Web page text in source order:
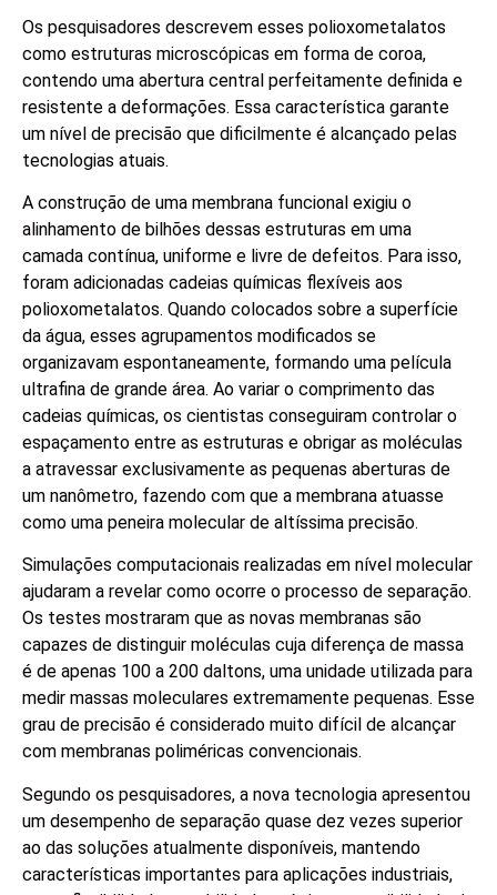
Os pesquisadores descrevem esses polioxometalatos
como estruturas microscópicas em forma de coroa,
contendo uma abertura central perfeitamente definida e
resistente a deformações. Essa característica garante
um nível de precisão que dificilmente é alcançado pelas
tecnologias atuais.
A construção de uma membrana funcional exigiu o
alinhamento de bilhões dessas estruturas em uma
camada contínua, uniforme e livre de defeitos. Para isso,
foram adicionadas cadeias químicas flexíveis aos
polioxometalatos. Quando colocados sobre a superfície
da água, esses agrupamentos modificados se
organizavam espontaneamente, formando uma película
ultrafina de grande área. Ao variar o comprimento das
cadeias químicas, os cientistas conseguiram controlar o
espaçamento entre as estruturas e obrigar as moléculas
a atravessar exclusivamente as pequenas aberturas de
um nanômetro, fazendo com que a membrana atuasse
como uma peneira molecular de altíssima precisão.
Simulações computacionais realizadas em nível molecular
ajudaram a revelar como ocorre o processo de separação.
Os testes mostraram que as novas membranas são
capazes de distinguir moléculas cuja diferença de massa
é de apenas 100 a 200 daltons, uma unidade utilizada para
medir massas moleculares extremamente pequenas. Esse
grau de precisão é considerado muito difícil de alcançar
com membranas poliméricas convencionais.
Segundo os pesquisadores, a nova tecnologia apresentou
um desempenho de separação quase dez vezes superior
ao das soluções atualmente disponíveis, mantendo
características importantes para aplicações industriais,